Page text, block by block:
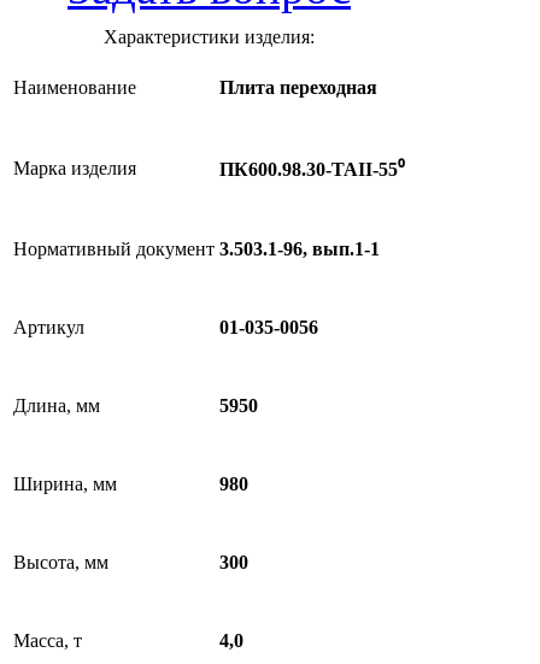
Характеристики изделия:
Наименование Плита переходная
Марка изделия ПК600.98.30-ТАII-55⁰
Нормативный документ 3.503.1-96, вып.1-1
Артикул 01-035-0056
Длина, мм 5950
Ширина, мм 980
Высота, мм 300
Масса, т 4,0